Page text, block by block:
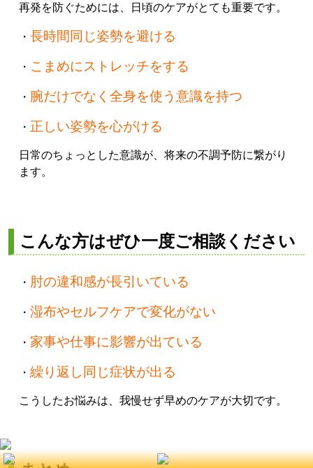
再発を防ぐためには、日頃のケアがとても重要です。
・ 長時間同じ姿勢を避ける
・ こまめにストレッチをする
・ 腕だけでなく全身を使う意識を持つ
・ 正しい姿勢を心がける
日常のちょっとした意識が、将来の不調予防に繋がり
ます。
こんな方はぜひ一度ご相談ください
・ 肘の違和感が長引いている
・ 湿布やセルフケアで変化がない
・ 家事や仕事に影響が出ている
・ 繰り返し同じ症状が出る
こうしたお悩みは、我慢せず早めのケアが大切です。